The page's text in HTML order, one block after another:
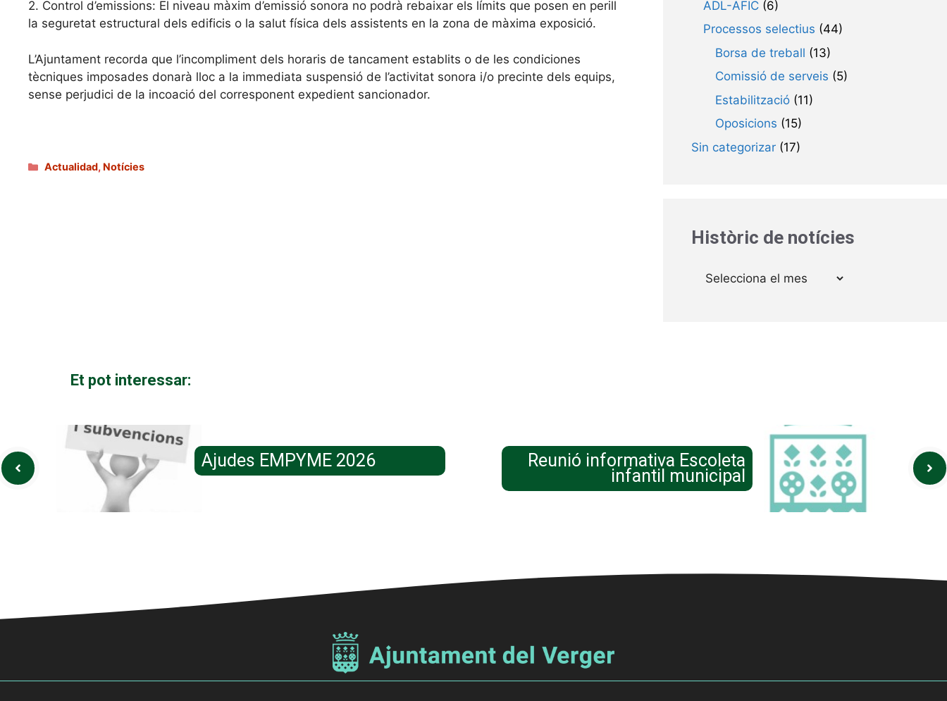
2. Control d’emissions: El niveau màxim d’emissió sonora no podrà rebaixar els límits que posen en perill
la seguretat estructural dels edificis o la salut física dels assistents en la zona de màxima exposició.
L’Ajuntament recorda que l’incompliment dels horaris de tancament establits o de les condiciones
tècniques imposades donarà lloc a la immediata suspensió de l’activitat sonora i/o precinte dels equips,
sense perjudici de la incoació del corresponent expedient sancionador.
Categories
Actualidad, Notícies
ADL-AFIC(6)
Processos selectius (44)
Borsa de treball (13)
Comissió de serveis (5)
Estabilització(11)
Oposicions (15)
Sin categorizar(17)
Històric de notícies
Arxius
Et pot interessar:
Ajudes EMPYME 2026 Reunió informativa Escoleta
infantil municipal